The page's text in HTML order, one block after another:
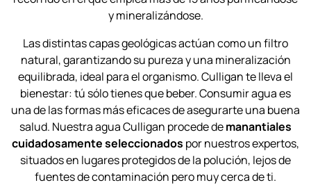
y mineralizándose.
Las distintas capas geológicas actúan como un filtro
natural, garantizando su pureza y una mineralización
equilibrada, ideal para el organismo. Culligan te lleva el
bienestar: tú sólo tienes que beber. Consumir agua es
una de las formas más eficaces de asegurarte una buena
salud. Nuestra agua Culligan procede demanantiales
cuidadosamente seleccionados por nuestros expertos,
situados en lugares protegidos de la polución, lejos de
fuentes de contaminación pero muy cerca de ti.